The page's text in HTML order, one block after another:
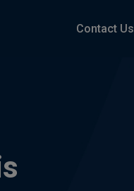
Contact Us